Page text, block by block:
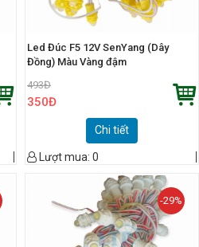
Led Đúc F5 12V SenYang (Dây
Đồng) Màu Vàng đậm
493Đ
350Đ
Chi tiết
Lượt mua: 0
-29%